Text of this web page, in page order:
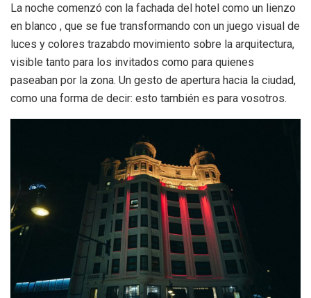
La noche comenzó con la fachada del hotel como un lienzo
en blanco , que se fue transformando con un juego visual de
luces y colores trazabdo movimiento sobre la arquitectura,
visible tanto para los invitados como para quienes
paseaban por la zona. Un gesto de apertura hacia la ciudad,
como una forma de decir: esto también es para vosotros.